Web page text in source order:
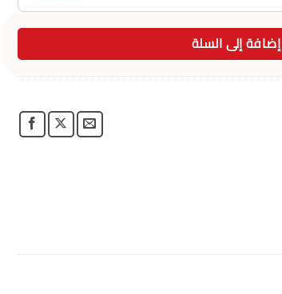
إضافة إلى السلة